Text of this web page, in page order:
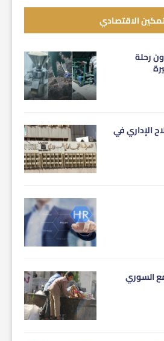
الاقتصادي
رحلة
الإداري في
السوري